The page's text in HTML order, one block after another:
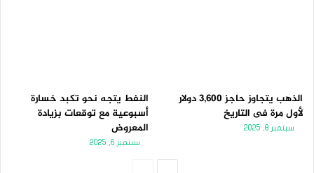
الذهب يتجاوز حاجز 3,600 دولار
لأول مرة فى التاريخ
سبتمبر 8, 2025
النفط يتجه نحو تكبد خسارة
أسبوعية مع توقعات بزيادة
المعروض
سبتمبر 6, 2025